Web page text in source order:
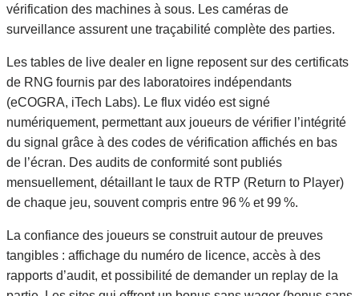
vérification des machines à sous. Les caméras de
surveillance assurent une traçabilité complète des parties.
Les tables de live dealer en ligne reposent sur des certificats
de RNG fournis par des laboratoires indépendants
(eCOGRA, iTech Labs). Le flux vidéo est signé
numériquement, permettant aux joueurs de vérifier l’intégrité
du signal grâce à des codes de vérification affichés en bas
de l’écran. Des audits de conformité sont publiés
mensuellement, détaillant le taux de RTP (Return to Player)
de chaque jeu, souvent compris entre 96 % et 99 %.
La confiance des joueurs se construit autour de preuves
tangibles : affichage du numéro de licence, accès à des
rapports d’audit, et possibilité de demander un replay de la